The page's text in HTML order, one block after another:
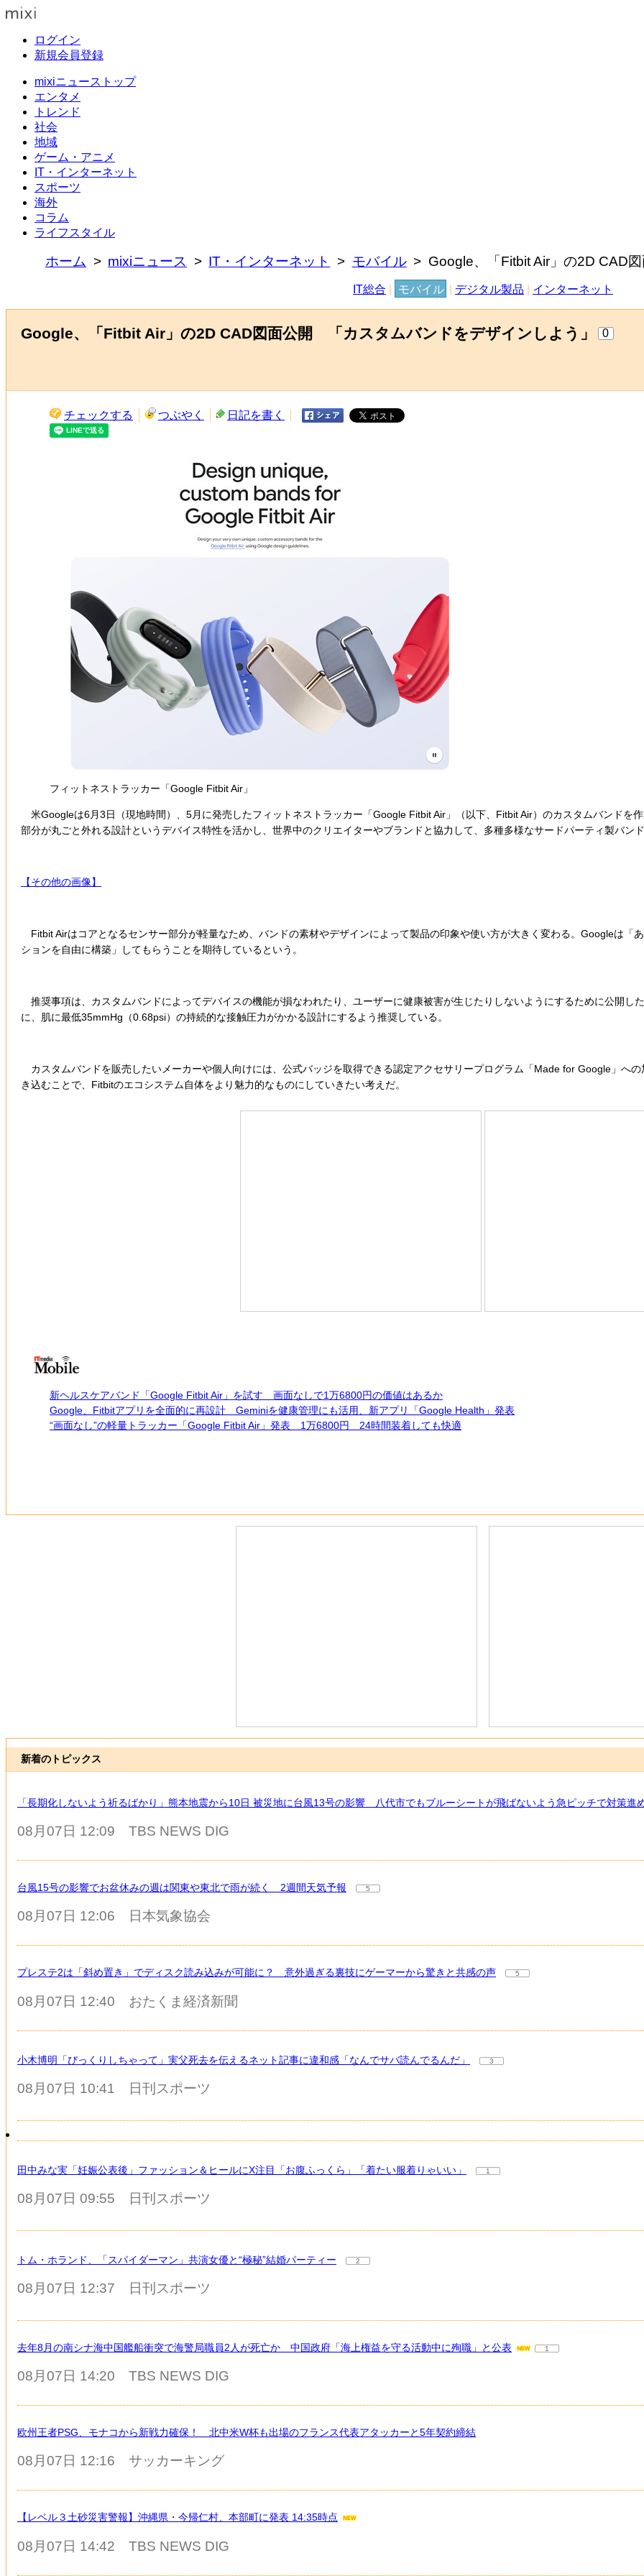
ログイン
新規会員登録
mixiニューストップ
エンタメ
トレンド
社会
地域
ゲーム・アニメ
IT・インターネット
スポーツ
海外
コラム
ライフスタイル
ホーム mixiニュース IT・インターネット モバイル Google、「Fitbit Air」の2D CAD
IT総合 モバイル デジタル製品 インターネット
Google、「Fitbit Air」の2D CAD図面公開 「カスタムバンドをデザインしよう」 0
チェックする つぶやく 日記を書く
フィットネストラッカー「Google Fitbit Air」
米Googleは6月3日（現地時間）、5月に発売したフィットネストラッカー「Google Fitbit Air」（以下、Fitbit Air）のカスタムバンドを
部分が丸ごと外れる設計というデバイス特性を活かし、世界中のクリエイターやブランドと協力して、多種多様なサードパーティ製バン
【その他の画像】
Fitbit Airはコアとなるセンサー部分が軽量なため、バンドの素材やデザインによって製品の印象や使い方が大きく変わる。Googleは「
ションを自由に構築」してもらうことを期待しているという。
推奨事項は、カスタムバンドによってデバイスの機能が損なわれたり、ユーザーに健康被害が生じたりしないようにするために公開し
に、肌に最低35mmHg（0.68psi）の持続的な接触圧力がかかる設計にするよう推奨している。
カスタムバンドを販売したいメーカーや個人向けには、公式バッジを取得できる認定アクセサリープログラム「Made for Google」へ
き込むことで、Fitbitのエコシステム自体をより魅力的なものにしていきたい考えだ。
新ヘルスケアバンド「Google Fitbit Air」を試す 画面なしで1万6800円の価値はあるか
Google、Fitbitアプリを全面的に再設計 Geminiを健康管理にも活用、新アプリ「Google Health」発表
“画面なし”の軽量トラッカー「Google Fitbit Air」発表 1万6800円 24時間装着しても快適
新着のトピックス
「長期化しないよう祈るばかり」熊本地震から10日 被災地に台風13号の影響 八代市でもブルーシートが飛ばないよう急ピッチで対策進
08月07日 12:09 TBS NEWS DIG
台風15号の影響でお盆休みの週は関東や東北で雨が続く 2週間天気予報 5
08月07日 12:06 日本気象協会
プレステ2は「斜め置き」でディスク読み込みが可能に？ 意外過ぎる裏技にゲーマーから驚きと共感の声 5
08月07日 12:40 おたくま経済新聞
小木博明「びっくりしちゃって」実父死去を伝えるネット記事に違和感「なんでサバ読んでるんだ」 3
08月07日 10:41 日刊スポーツ
田中みな実「妊娠公表後」ファッション＆ヒールにX注目「お腹ふっくら」「着たい服着りゃいい」 1
08月07日 09:55 日刊スポーツ
トム・ホランド、「スパイダーマン」共演女優と“極秘”結婚パーティー 2
08月07日 12:37 日刊スポーツ
去年8月の南シナ海中国艦船衝突で海警局職員2人が死亡か 中国政府「海上権益を守る活動中に殉職」と公表 1
08月07日 14:20 TBS NEWS DIG
欧州王者PSG、モナコから新戦力確保！ 北中米W杯も出場のフランス代表アタッカーと5年契約締結
08月07日 12:16 サッカーキング
【レベル３土砂災害警報】沖縄県・今帰仁村、本部町に発表 14:35時点
08月07日 14:42 TBS NEWS DIG